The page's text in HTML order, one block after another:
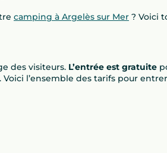
camping à Argelès sur Mer ? Voici
des visiteurs. L’entrée est gratuite
l’ensemble des tarifs pour entrer